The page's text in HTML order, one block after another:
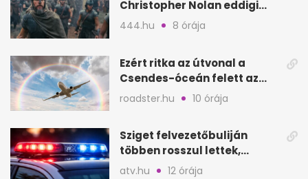
Christopher Nolan eddigi
legsikeresebb filmje
444.hu 8 órája
Ezért ritka az útvonal a
Csendes-óceán felett az
Ázsia–Amerika járatoknál
roadster.hu 10 órája
Sziget felvezetőbuliján
többen rosszul lettek,
reagáltak a szervezők
atv.hu 12 órája